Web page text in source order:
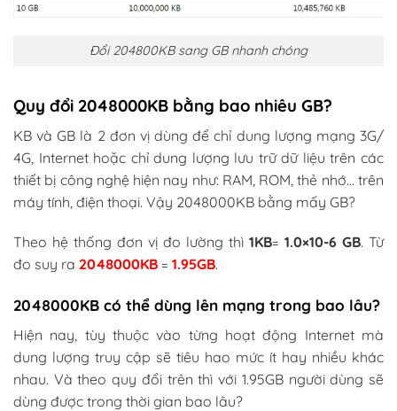
Đổi 204800KB sang GB nhanh chóng
Quy đổi 2048000KB bằng bao nhiêu GB?
KB và GB là 2 đơn vị dùng để chỉ dung lượng mạng 3G/
4G, Internet hoặc chỉ dung lượng lưu trữ dữ liệu trên các
thiết bị công nghệ hiện nay như: RAM, ROM, thẻ nhớ… trên
máy tính, điện thoại. Vậy 2048000KB bằng mấy GB?
Theo hệ thống đơn vị đo lường thì 1KB= 1.0×10-6 GB. Từ
đo suy ra 2048000KB = 1.95GB.
2048000KB có thể dùng lên mạng trong bao lâu?
Hiện nay, tùy thuộc vào từng hoạt động Internet mà
dung lượng truy cập sẽ tiêu hao mức ít hay nhiều khác
nhau. Và theo quy đổi trên thì với 1.95GB người dùng sẽ
dùng được trong thời gian bao lâu?